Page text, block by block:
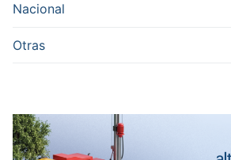
Nacional
Otras